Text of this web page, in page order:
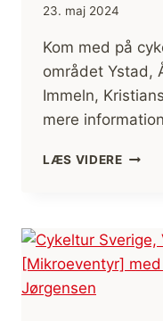
23. maj 2024
Kom med på
området Ystad,
Immeln,
mere
LÆS VIDERE
OG